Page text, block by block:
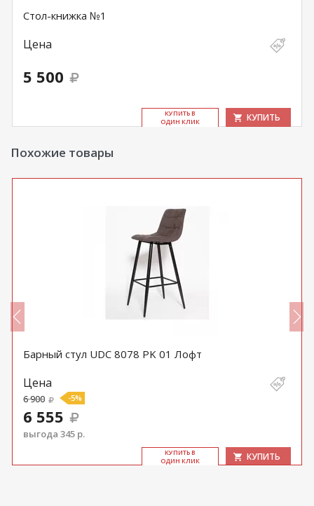
Стол-книжка №1
Цена
5 500
КУ­ПИТЬ В
ОДИН КЛИК
КУПИТЬ
Похожие товары
Барный стул UDC 8078 PK 01 Лофт
Цена
6 900 -5%
6 555
выгода 345 р.
КУ­ПИТЬ В
ОДИН КЛИК
КУПИТЬ